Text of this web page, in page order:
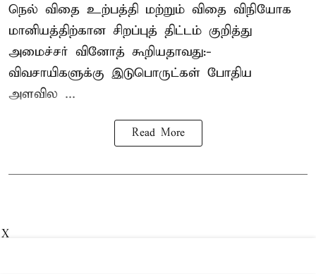
நெல் விதை உற்பத்தி மற்றும் விதை விநியோக
மானியத்திற்கான சிறப்புத் திட்டம் குறித்து
அமைச்சர் வினோத் கூறியதாவது:-
விவசாயிகளுக்கு இடுபொருட்கள் போதிய
அளவில ...
Read More
X